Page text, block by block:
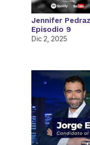
Jennifer
Episodio 9
Dic 2, 2025